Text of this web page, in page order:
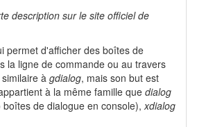
description sur le site officiel de
permet d'afficher des boîtes de
la ligne de commande ou au travers
à gdialog, mais son but est
à la même famille que dialog
boîtes de dialogue en console),xdialog